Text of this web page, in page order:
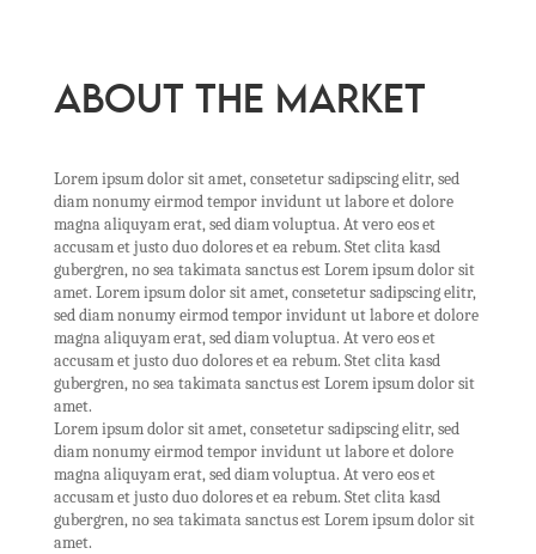
ABOUT THE MARKET
Lorem ipsum dolor sit amet, consetetur sadipscing elitr, sed
diam nonumy eirmod tempor invidunt ut labore et dolore
magna aliquyam erat, sed diam voluptua. At vero eos et
accusam et justo duo dolores et ea rebum. Stet clita kasd
gubergren, no sea takimata sanctus est Lorem ipsum dolor sit
amet. Lorem ipsum dolor sit amet, consetetur sadipscing elitr,
sed diam nonumy eirmod tempor invidunt ut labore et dolore
magna aliquyam erat, sed diam voluptua. At vero eos et
accusam et justo duo dolores et ea rebum. Stet clita kasd
gubergren, no sea takimata sanctus est Lorem ipsum dolor sit
amet.
Lorem ipsum dolor sit amet, consetetur sadipscing elitr, sed
diam nonumy eirmod tempor invidunt ut labore et dolore
magna aliquyam erat, sed diam voluptua. At vero eos et
accusam et justo duo dolores et ea rebum. Stet clita kasd
gubergren, no sea takimata sanctus est Lorem ipsum dolor sit
amet.